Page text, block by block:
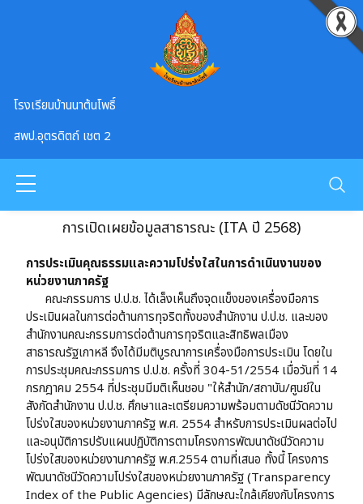
โรงเรียนบ้านนาต้นโพธิ์
สพป.อุตรดิตถ์ เชต 2
การเปิดเผยข้อมูลสาธารณะ (ITA ปี 2568)
การประเมินคุณธรรมและความโปร่งใสในการดำเนินงานของ
หน่วยงานภาครัฐ
คณะกรรมการ ป.ป.ช. ได้เล็งเห็นถึงจุดแข็งของเครื่องมือการ
ประเมินผลในการต่อต้านการทุจริตทั้งของสำนักงาน ป.ป.ช. และของ
สำนักงานคณะกรรมการต่อต้านการทุจริตและสิทธิพลเมือง
สาธารณรัฐเกาหลี จึงได้มีมติบูรณาการเครื่องมือการประเมิน โดยใน
การประชุมคณะกรรมการ ป.ป.ช. ครั้งที่ 304-51/2554 เมื่อวันที่ 14
กรกฎาคม 2554 ที่ประชุมมีมติเห็นชอบ "ให้สำนัก/สถาบัน/ศูนย์ใน
สังกัดสำนักงาน ป.ป.ช. ศึกษาและเตรียมความพร้อมตามดัชนีวัดความ
โปร่งใสของหน่วยงานภาครัฐ พ.ศ. 2554 สำหรับการประเมินผลต่อไป
และอนุมัติการปรับแผนปฏิบัติการตามโครงการพัฒนาดัชนีวัดความ
โปร่งใสของหน่วยงานภาครัฐ พ.ศ.2554 ตามที่เสนอ ทั้งนี้ โครงการ
พัฒนาดัชนีวัดความโปร่งใสของหน่วยงานภาครัฐ (Transparency
Index of the Public Agencies) มีลักษณะใกล้เคียงกับโครงการ